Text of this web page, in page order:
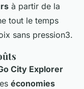
à partir de la
tout le temps
sans pression3.
City Explorer
économies